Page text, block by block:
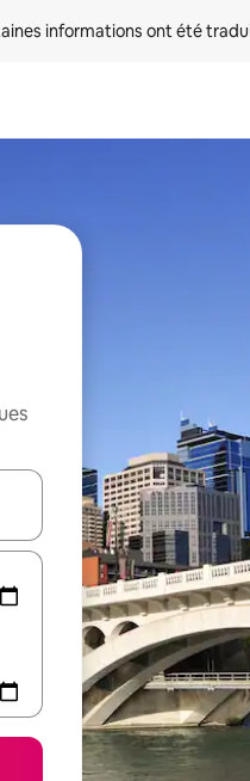
informations ont été
vers le haut et vers le bas